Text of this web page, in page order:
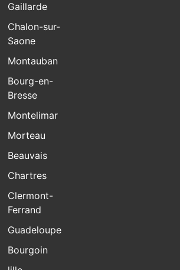
Gaillarde
Chalon-sur-
Saone
Montauban
Bourg-en-
Bresse
Montelimar
Morteau
Beauvais
Chartres
Clermont-
Ferrand
Guadeloupe
Bourgoin